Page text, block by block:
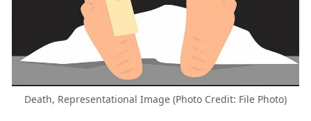
Death, Representational Image (Photo Credit: File Photo)